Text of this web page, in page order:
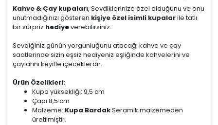
Kahve & Çay kupaları, Sevdiklerinize özel olduğunu ve onu
unutmadığınızı gösteren kişiye özel isimli kupalarile tatlı
bir sürpriz hediyeverebilirsiniz.
Sevdiğiniz günün yorgunluğunu atacağı kahve ve çay
saatlerinde sizin eşsiz hediyeniz eşliğinde kahvelerini ve
çaylarını keyifle içeceklerdir.
Ürün Özelikleri:
Kupa yüksekliği: 9,5 cm
Çapı:8,5 cm
Malzeme: Kupa BardakSeramik malzemeden
üretilmiştir.